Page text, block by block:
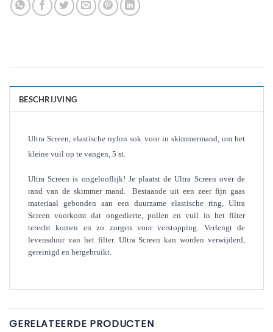
BESCHRIJVING
Ultra Screen, elastische nylon sok voor in skimmermand, om het
kleine vuil op te vangen, 5 st.
Ultra Screen is ongelooflijk! Je plaatst de Ultra Screen over de
rand van de skimmer mand. Bestaande uit een zeer fijn gaas
materiaal gebonden aan een duurzame elastische ring, Ultra
Screen voorkomt dat ongedierte, pollen en vuil in het filter
terecht komen en zo zorgen voor verstopping. Verlengt de
levensduur van het filter. Ultra Screen kan worden verwijderd,
gereinigd en hergebruikt.
GERELATEERDE PRODUCTEN